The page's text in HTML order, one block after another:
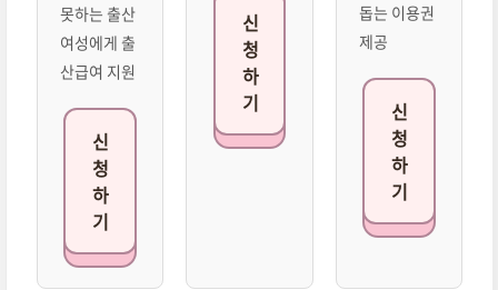
못하는 출산
여성에게 출
산급여 지원
신
청
하
기
신
청
하
기
돕는 이용권
제공
신
청
하
기